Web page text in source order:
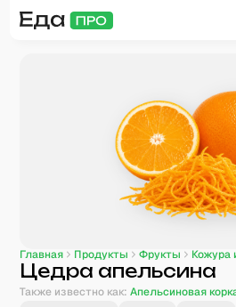
Главная Продукты Фрукты Кожура
Цедра апельсина
Также известно как: Апельсиновая